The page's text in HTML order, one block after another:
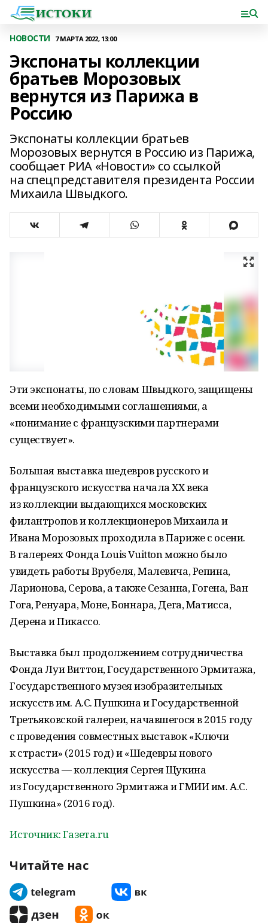
НОВОСТИ 7 МАРТА 2022, 13:00
Экспонаты коллекции
братьев Морозовых
вернутся из Парижа в
Россию
Экспонаты коллекции братьев
Морозовых вернутся в Россию из Парижа,
сообщает РИА «Новости» со ссылкой
на спецпредставителя президента России
Михаила Швыдкого.
Эти экспонаты, по словам Швыдкого, защищены
всеми необходимыми соглашениями, а
«понимание с французскими партнерами
существует».
Большая выставка шедевров русского и
французского искусства начала XX века
из коллекции выдающихся московских
филантропов и коллекционеров Михаила и
Ивана Морозовых проходила в Париже с осени.
В галереях Фонда Louis Vuitton можно было
увидеть работы Врубеля, Малевича, Репина,
Ларионова, Серова, а также Сезанна, Гогена, Ван
Гога, Ренуара, Моне, Боннара, Дега, Матисса,
Дерена и Пикассо.
Выставка был продолжением сотрудничества
Фонда Луи Виттон, Государственного Эрмитажа,
Государственного музея изобразительных
искусств им. А.С. Пушкина и Государственной
Третьяковской галереи, начавшегося в 2015 году
с проведения совместных выставок «Ключи
к страсти» (2015 год) и «Шедевры нового
искусства — коллекция Сергея Щукина
из Государственного Эрмитажа и ГМИИ им. А.С.
Пушкина» (2016 год).
Источник: Газета.ru
Читайте нас